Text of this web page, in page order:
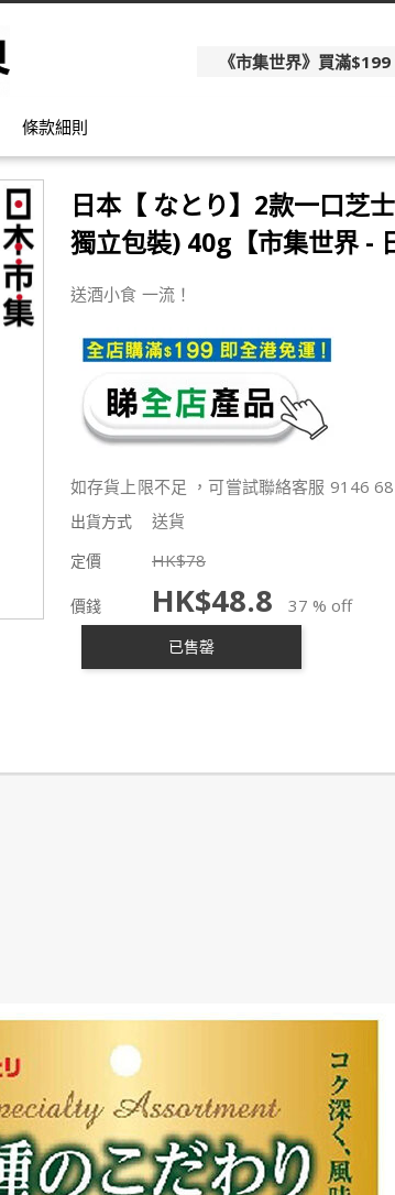
《市集世界》買滿
條款細則
日本【 なとり】2款一口芝
獨立包裝) 40g【市集世界 -
送酒小食 一流！
如存貨上限不足 ，可嘗試聯絡客服 9146
出貨方式 送貨
定價 HK$78
價錢 HK$48.8 37 % off
已售罄